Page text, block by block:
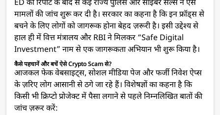
ED की रिपोर्ट के बाद से कई राज्य पुलिस और साइबर सेल्स ने ऐसे
मामलों की जांच शुरू कर दी है। सरकार का कहना है कि इन फ्रॉड्स से
बचने के लिए लोगों को जागरूक होना बेहद ज़रूरी है। इसी उद्देश्य से
हाल ही में वित्त मंत्रालय और RBI ने मिलकर “Safe Digital
Investment” नाम से एक जागरूकता अभियान भी शुरू किया है।
कैसे पहचानें और बचें ऐसे Crypto Scam से?
आजकल फेक वेबसाइट्स, सोशल मीडिया पेज और फर्जी निवेश ऐप्स
के ज़रिए लोग आसानी से ठगे जा रहे हैं। विशेषज्ञों का कहना है कि
किसी भी क्रिप्टो प्रोजेक्ट में पैसा लगाने से पहले निम्नलिखित बातों की
जांच ज़रूर करें: